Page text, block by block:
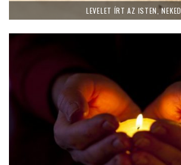
LEVELET ÍRT AZ ISTEN, NEKED